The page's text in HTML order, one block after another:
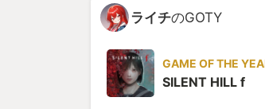
ライチのGOTY
GAME OF THE
SILENT HILL f